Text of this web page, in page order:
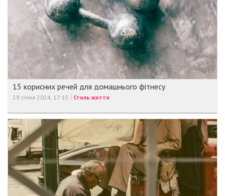
15 корисних речей для домашнього фітнесу
29 січня 2024, 17:15 Стиль життя